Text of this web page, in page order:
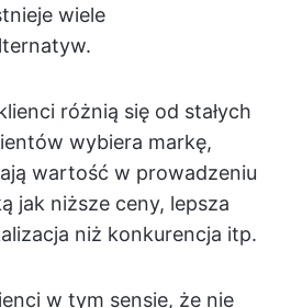
wiele
różnią się od stałych
wybiera markę,
wartość w prowadzeniu
jak niższe ceny, lepsza
niż konkurencja itp.
w tym sensie, że nie